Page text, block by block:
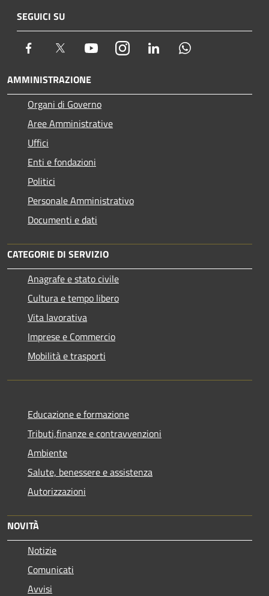
SEGUICI SU
Facebook Twitter YoutubeInstagram LinkedIn
AMMINISTRAZIONE
Organi di Governo
Aree Amministrative
Uffici
Enti e fondazioni
Politici
Personale Amministrativo
Documenti e dati
CATEGORIE DI SERVIZIO
Anagrafe e stato civile
Cultura e tempo libero
Vita lavorativa
Imprese e Commercio
Mobilità e trasporti
Educazione e formazione
Tributi,finanze e contravvenzioni
Ambiente
Salute, benessere e assistenza
Autorizzazioni
NOVITÀ
Notizie
Comunicati
Avvisi